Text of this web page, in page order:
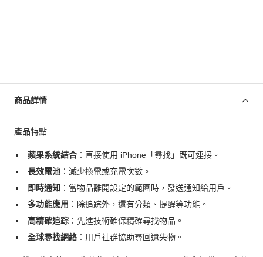
商品詳情
產品特點
蘋果系統結合：直接使用 iPhone「尋找」既可連接。
長效電池：減少換電或充電次數。
即時通知 ：當物品離開設定的範圍時，發送通知給用戶。
多功能應用 ：除追踪外，還有分類、提醒等功能。
高精確追踪：先進技術確保精確尋找物品。
全球尋找網絡：用戶社群協助尋回遺失物。